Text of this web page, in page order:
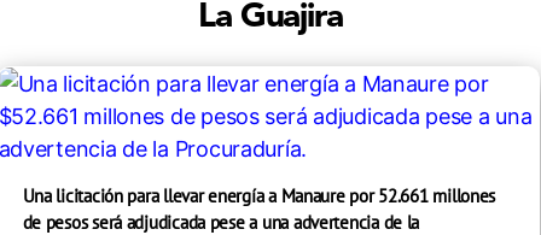
La Guajira
Una licitación para llevar energía a Manaure por 52.661 millones
de pesos será adjudicada pese a una advertencia de la